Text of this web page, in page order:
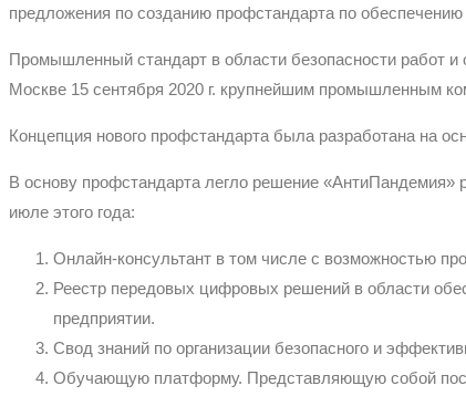
предложения по созданию профстандарта по
Промышленный стандарт в области безопасности работ и
Москве 15 сентября 2020 г. крупнейшим промышленным
Концепция нового профстандарта была разработана на
В основу профстандарта легло решение
июле этого года:
Онлайн-консультант в том числе с возможностью
Реестр передовых цифровых решений в области
предприятии.
Свод знаний по организации безопасного и
Обучающую платформу. Представляющую собой